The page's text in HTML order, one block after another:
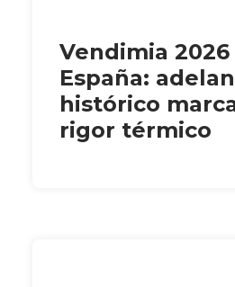
Vendimia 2026
España:
histórico
rigor térmico